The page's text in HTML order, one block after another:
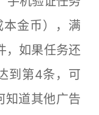
金币），满
，如果任务还
到第4条，可
知道其他广告